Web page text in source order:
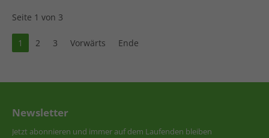
Seite 1 von 3
1 2 3 Vorwärts Ende
Newsletter
Jetzt abonnieren und immer auf dem Laufenden bleiben